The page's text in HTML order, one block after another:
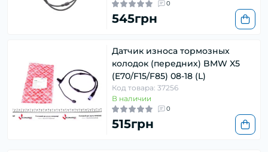
0
545грн
Датчик износа тормозных
колодок (передних) BMW X5
(E70/F15/F85) 08-18 (L)
Код товара: 37256
В наличии
0
515грн